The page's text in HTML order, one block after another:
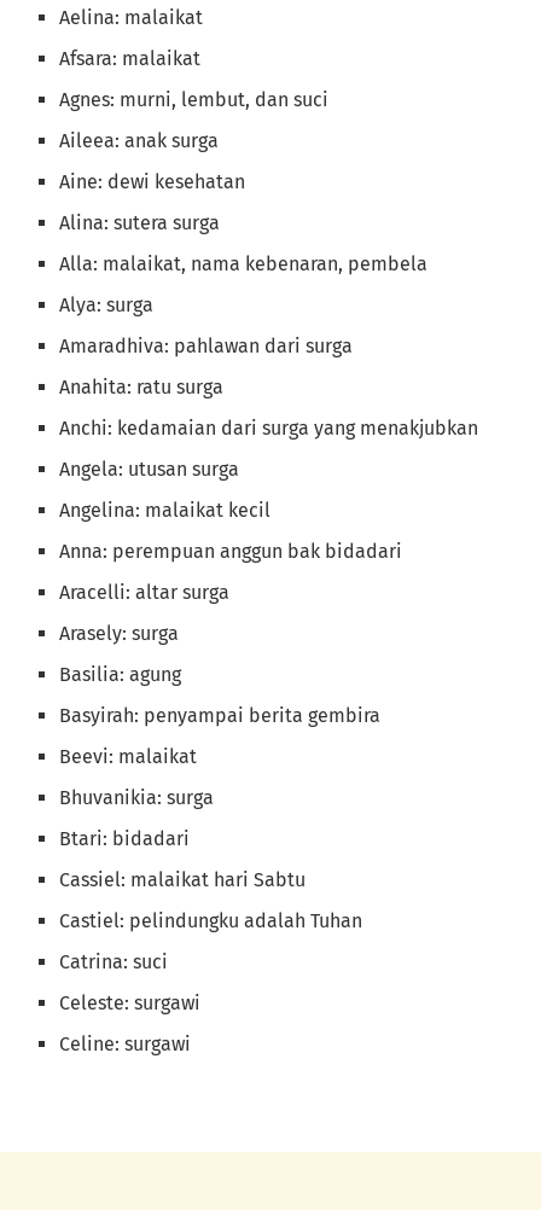
Aelina: malaikat
Afsara: malaikat
Agnes: murni, lembut, dan suci
Aileea: anak surga
Aine: dewi kesehatan
Alina: sutera surga
Alla: malaikat, nama kebenaran, pembela
Alya: surga
Amaradhiva: pahlawan dari surga
Anahita: ratu surga
Anchi: kedamaian dari surga yang menakjubkan
Angela: utusan surga
Angelina: malaikat kecil
Anna: perempuan anggun bak bidadari
Aracelli: altar surga
Arasely: surga
Basilia: agung
Basyirah: penyampai berita gembira
Beevi: malaikat
Bhuvanikia: surga
Btari: bidadari
Cassiel: malaikat hari Sabtu
Castiel: pelindungku adalah Tuhan
Catrina: suci
Celeste: surgawi
Celine: surgawi